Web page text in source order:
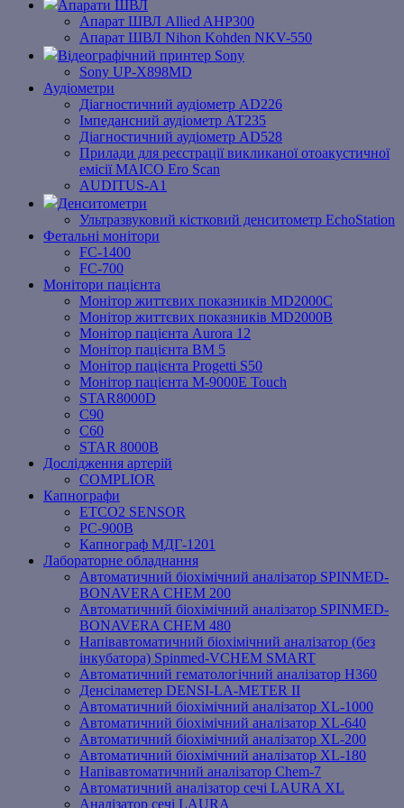
Апарати ШВЛ
Апарат ШВЛ Allied AHP300
Апарат ШВЛ Nihon Kohden NKV-550
Відеографічний принтер Sony
Sony UP-X898MD
Аудіометри
Діагностичний аудіометр AD226
Імпедансний аудіометр АТ235
Діагностичний аудіометр AD528
Прилади для реєстрації викликаної отоакустичної
емісії MAICO Ero Scan
AUDITUS-A1
Денситометри
Ультразвуковий кістковий денситометр EchoStation
Фетальні монітори
FC-1400
FC-700
Монітори пацієнта
Монітор життєвих показників MD2000С
Монітор життєвих показників MD2000В
Mонітоp пацієнта Aurora 12
Монітор пацієнта BM 5
Монітор пацієнта Progetti S50
Монітор пацієнта M-9000E Touch
STAR8000D
C90
C60
STAR 8000B
Дослідження артерій
COMPLIOR
Капнографи
ETCO2 SENSOR
PC‐900B
Капнограф МДГ-1201
Лабораторне обладнання
Автоматичний біохімічний аналізатор SPINMED-
BONAVERA CHEM 200
Автоматичний біохімічний аналізатор SPINMED-
BONAVERA CHEM 480
Напівавтоматичний біохімічний аналізатор (без
інкубатора) Spinmed-VCHEM SMART
Автоматичний гематологічний аналізатор Н360
Денсіламетер DENSI-LA-METER ІІ
Автоматичний біохімічний аналізатор XL-1000
Автоматичний біохімічний аналізатор XL-640
Автоматичний біохімічний аналізатор XL-200
Автоматичний біохімічний аналізатор XL-180
Напівавтоматичний аналізатор Chem-7
Автоматичний аналізатор сечі LAURA XL
Аналізатор сечі LAURA